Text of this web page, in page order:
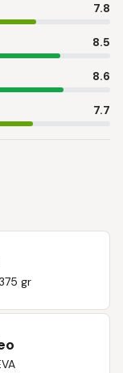
7.8
8.5
8.6
7.7
gr